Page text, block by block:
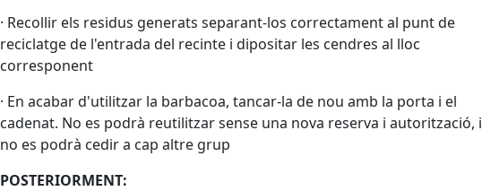
· Recollir els residus generats separant-los correctament al punt de
reciclatge de l'entrada del recinte i dipositar les cendres al lloc
corresponent
· En acabar d'utilitzar la barbacoa, tancar-la de nou amb la porta i el
cadenat. No es podrà reutilitzar sense una nova reserva i autorització, i
no es podrà cedir a cap altre grup
POSTERIORMENT: